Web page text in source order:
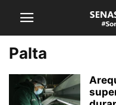
Palta